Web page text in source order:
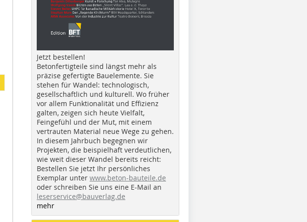
Jetzt bestellen!
Betonfertigteile sind längst mehr als
präzise gefertigte Bauelemente. Sie
stehen für Wandel: technologisch,
gesellschaftlich und kulturell. Wo früher
vor allem Funktionalität und Effizienz
galten, zeigen sich heute Vielfalt,
Feingefühl und der Mut, mit einem
vertrauten Material neue Wege zu gehen.
In diesem Jahrbuch begegnen wir
Projekten, die beispielhaft verdeutlichen,
wie weit dieser Wandel bereits reicht:
Bestellen Sie jetzt Ihr persönliches
Exemplar unter www.beton-bauteile.de
oder schreiben Sie uns eine E-Mail an
leserservice@bauverlag.de
mehr